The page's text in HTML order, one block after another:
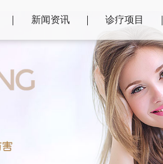
新闻资讯 诊疗项目